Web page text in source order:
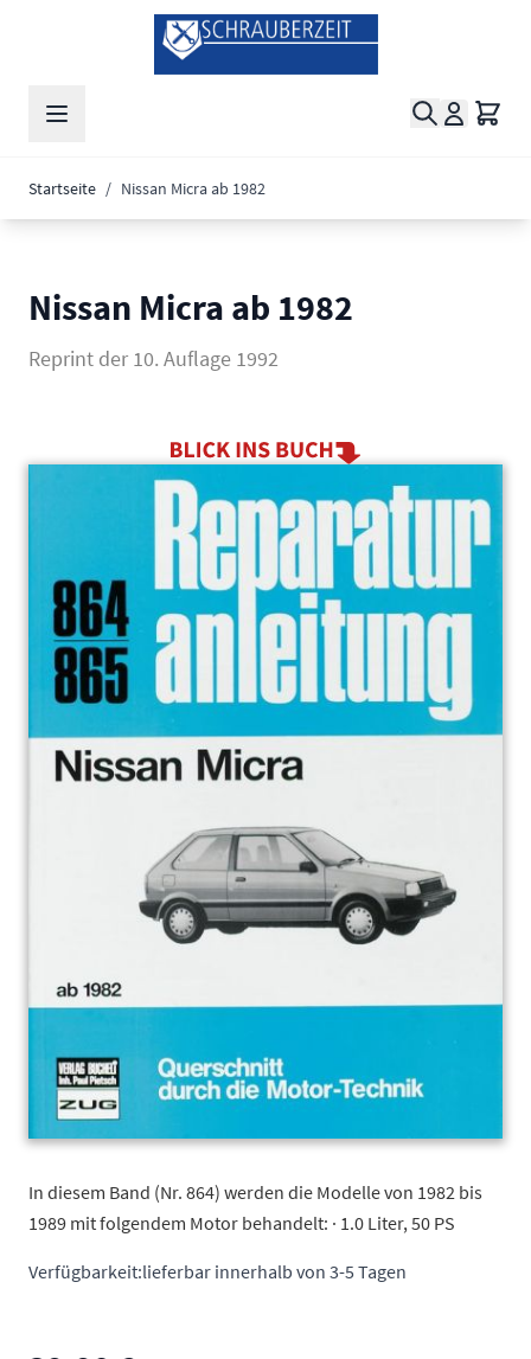
Zum Inhalt springen
Suche
Startseite / Nissan Micra ab 1982
Nissan Micra ab 1982
Reprint der 10. Auflage 1992
Click to view image in fullscreen
In diesem Band (Nr. 864) werden die Modelle von 1982 bis
1989 mit folgendem Motor behandelt: · 1.0 Liter, 50 PS
Verfügbarkeit:lieferbar innerhalb von 3-5 Tagen